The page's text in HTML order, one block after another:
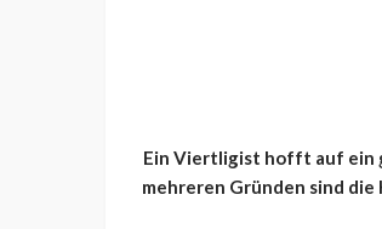
Ein Viertligist hofft auf ein
mehreren Gründen sind